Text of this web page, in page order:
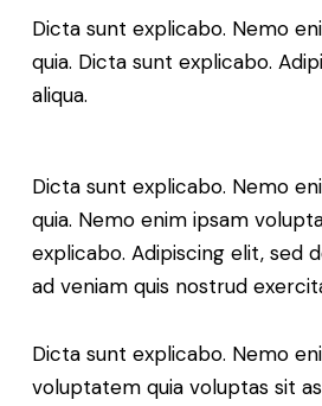
Dicta sunt explicabo. Nemo
quia. Dicta sunt explicabo.
aliqua.
Dicta sunt explicabo. Nemo
quia. Nemo enim ipsam
explicabo. Adipiscing elit, sed
ad veniam quis nostrud
Dicta sunt explicabo. Nemo
voluptatem quia voluptas sit